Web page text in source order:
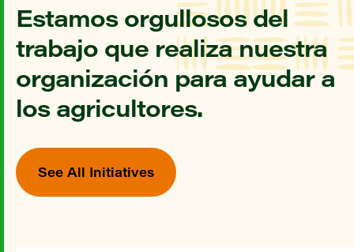
Estamos orgullosos del
trabajo que realiza nuestra
organización para ayudar a
los agricultores.
See All Initiatives